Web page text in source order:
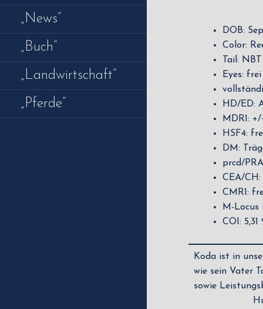
„News“
„Buch“
„Landwirtschaft“
„Pferde“
DOB:
Color:
Tail:
Eyes:
HD/ED:
MDR1: +/
HSF4:
DM:
prcd/
CEA/
CMR1:
M-
COI: 5,31
Koda ist in
wie sein Vater
sowie